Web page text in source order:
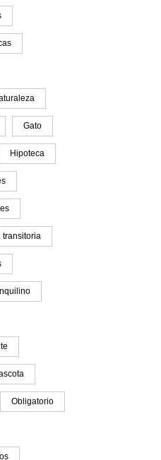
Gato
Hipoteca
transitoria
Obligatorio